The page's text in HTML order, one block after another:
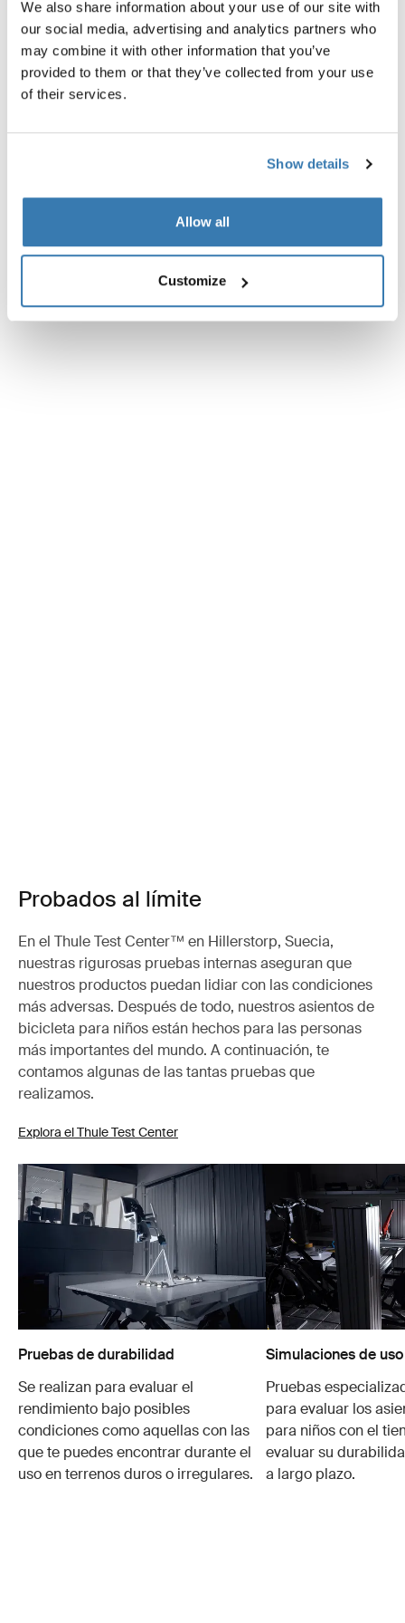
We also share information about your use of our site with
our social media, advertising and analytics partners who
may combine it with other information that you’ve
provided to them or that they’ve collected from your use
of their services.
Show details
Allow all
Customize
Toggle techspec
Especificaciones técnicas
Toggle guides and instructions
Probados al límite
En el Thule Test Center™ en Hillerstorp, Suecia,
nuestras rigurosas pruebas internas aseguran que
nuestros productos puedan lidiar con las condiciones
más adversas. Después de todo, nuestros asientos de
bicicleta para niños están hechos para las personas
más importantes del mundo. A continuación, te
contamos algunas de las tantas pruebas que
realizamos.
Explora el Thule Test Center
Pruebas de durabilidad
Se realizan para evaluar el
rendimiento bajo posibles
condiciones como aquellas con las
que te puedes encontrar durante el
uso en terrenos duros o irregulares.
Simulaciones de
Pruebas
para evaluar los
para niños con el
evaluar su
a largo plazo.